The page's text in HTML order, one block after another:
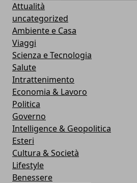
Attualità
uncategorized
Ambiente e Casa
Viaggi
Scienza e Tecnologia
Salute
Intrattenimento
Economia & Lavoro
Politica
Governo
Intelligence & Geopolitica
Esteri
Cultura & Società
Lifestyle
Benessere